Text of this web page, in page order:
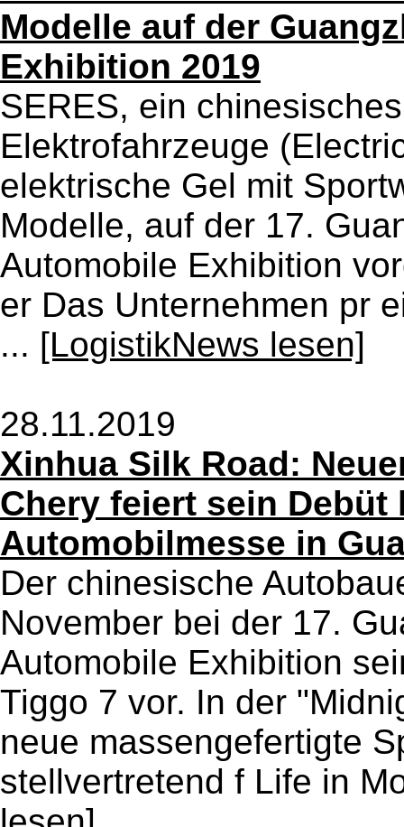
Modelle auf der
Exhibition 2019
SERES, ein
Elektrofahrzeuge
elektrische Gel mit
Modelle, auf der 17.
Automobile Exhibition
er Das Unternehmen pr
... [LogistikNews lesen]
28.11.2019
Xinhua Silk Road:
Chery feiert sein
Automobilmesse in
Der chinesische
November bei der 17.
Automobile Exhibition
Tiggo 7 vor. In der
neue massengefertigte
stellvertretend f Life in